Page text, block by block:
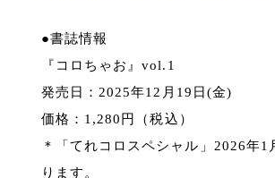
●書誌情報
『コロちゃお』vol.1
発売日：2025年12月19日(金)
価格：1,280円（税込）
＊「てれコロスペシャル」2026年1
ります。